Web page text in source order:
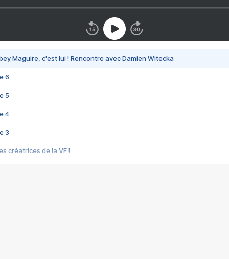
Maguire, c'est lui ! Rencontre avec Damien Witecka
6
5
4
3
créatrices de la VF !